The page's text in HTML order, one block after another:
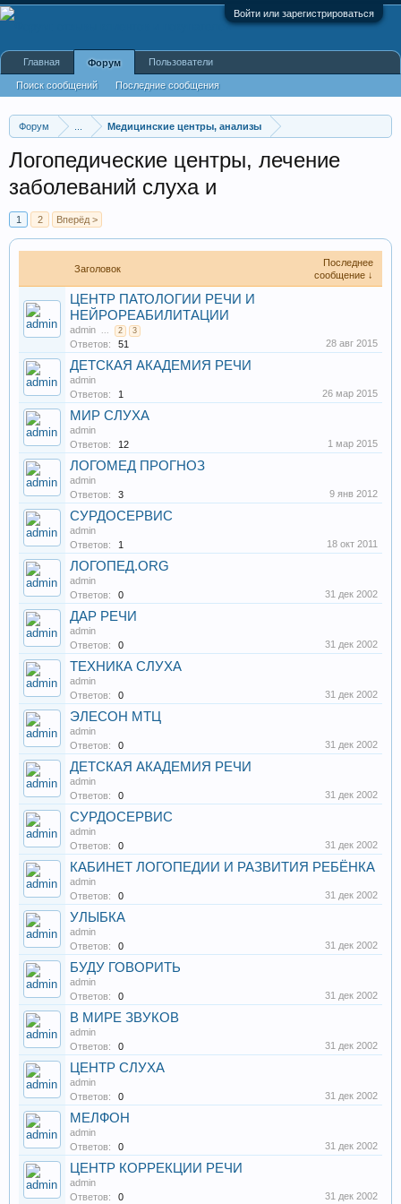
Войти или зарегистрироваться
Форум Медицинские центры, анализы
Логопедические центры, лечение
заболеваний слуха и
1 2 Вперёд >
Заголовок
Последнее
сообщение ↓
ЦЕНТР ПАТОЛОГИИ РЕЧИ И
НЕЙРОРЕАБИЛИТАЦИИ
admin ... 2 3
Ответов: 51 28 авг 2015
ДЕТСКАЯ АКАДЕМИЯ РЕЧИ
admin
Ответов:
1 26 мар 2015
МИР СЛУХА
admin
Ответов:
12 1 мар 2015
ЛОГОМЕД ПРОГНОЗ
admin
Ответов:
3 9 янв 2012
СУРДОСЕРВИС
admin
Ответов:
1 18 окт 2011
ЛОГОПЕД.ORG
admin
Ответов:
0 31 дек 2002
ДАР РЕЧИ
admin
Ответов:
0 31 дек 2002
ТЕХНИКА СЛУХА
admin
Ответов:
0 31 дек 2002
ЭЛЕСОН МТЦ
admin
Ответов:
0 31 дек 2002
ДЕТСКАЯ АКАДЕМИЯ РЕЧИ
admin
Ответов:
0 31 дек 2002
СУРДОСЕРВИС
admin
Ответов:
0 31 дек 2002
КАБИНЕТ ЛОГОПЕДИИ И РАЗВИТИЯ РЕБЁНКА
admin
Ответов:
0 31 дек 2002
УЛЫБКА
admin
Ответов:
0 31 дек 2002
БУДУ ГОВОРИТЬ
admin
Ответов:
0 31 дек 2002
В МИРЕ ЗВУКОВ
admin
Ответов:
0 31 дек 2002
ЦЕНТР СЛУХА
admin
Ответов:
0 31 дек 2002
МЕЛФОН
admin
Ответов:
0 31 дек 2002
ЦЕНТР КОРРЕКЦИИ РЕЧИ
admin
Ответов:
0 31 дек 2002
Главная Форум
Поиск сообщений Последние сообщения
Пользователи